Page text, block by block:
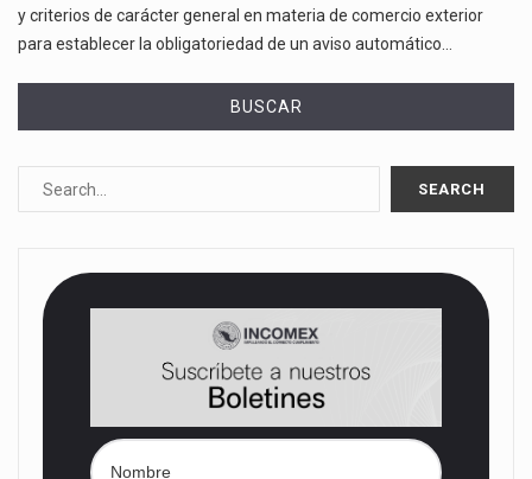
y criterios de carácter general en materia de comercio exterior
para establecer la obligatoriedad de un aviso automático…
BUSCAR